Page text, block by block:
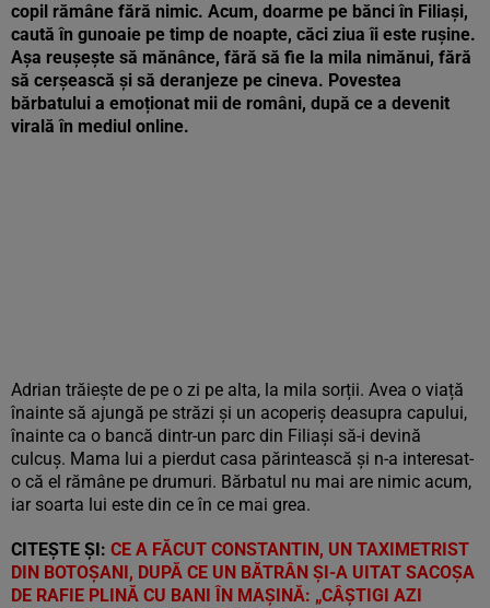
copil rămâne fără nimic. Acum, doarme pe bănci în Filiași,
caută în gunoaie pe timp de noapte, căci ziua îi este rușine.
Așa reușește să mănânce, fără să fie la mila nimănui, fără
să cerșească și să deranjeze pe cineva. Povestea
bărbatului a emoționat mii de români, după ce a devenit
virală în mediul online.
Adrian trăiește de pe o zi pe alta, la mila sorții. Avea o viață
înainte să ajungă pe străzi și un acoperiș deasupra capului,
înainte ca o bancă dintr-un parc din Filiași să-i devină
culcuș. Mama lui a pierdut casa părintească și n-a interesat-
o că el rămâne pe drumuri. Bărbatul nu mai are nimic acum,
iar soarta lui este din ce în ce mai grea.
CITEȘTE ȘI: CE A FĂCUT CONSTANTIN, UN TAXIMETRIST
DIN BOTOȘANI, DUPĂ CE UN BĂTRÂN ȘI-A UITAT SACOȘA
DE RAFIE PLINĂ CU BANI ÎN MAȘINĂ: „CÂȘTIGI AZI